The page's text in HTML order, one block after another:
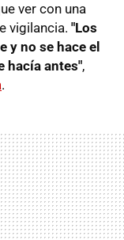
ver con una
vigilancia. "Los
y no se hace el
hacía antes",
.